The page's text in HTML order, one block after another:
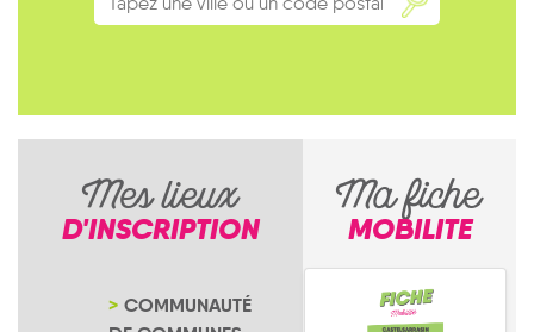
Mes lieux
D'INSCRIPTION
COMMUNAUTÉ
Ma fiche
MOBILITE